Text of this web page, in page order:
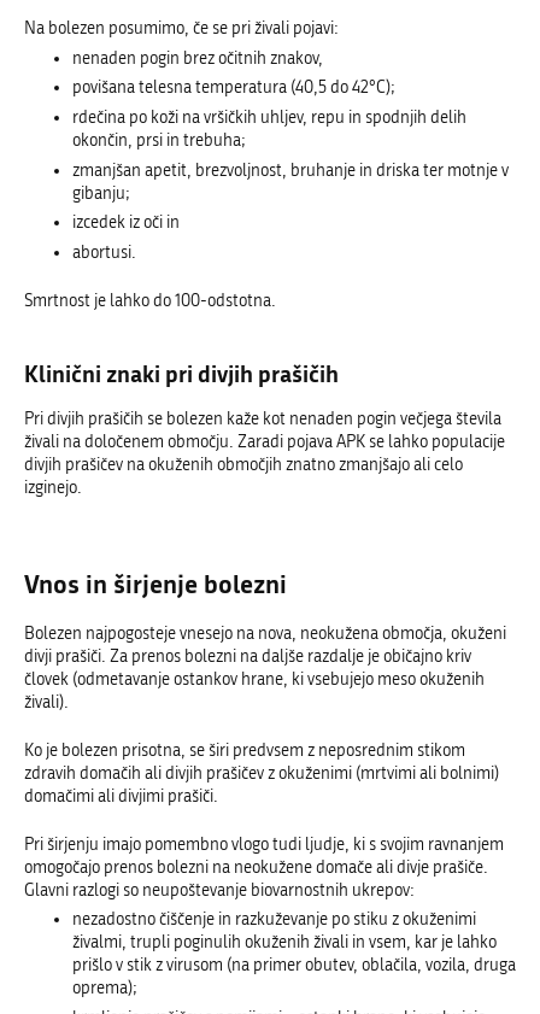
Na bolezen posumimo, če se pri živali pojavi:
nenaden pogin brez očitnih znakov,
povišana telesna temperatura (40,5 do 42°C);
rdečina po koži na vršičkih uhljev, repu in spodnjih delih
okončin, prsi in trebuha;
zmanjšan apetit, brezvoljnost, bruhanje in driska ter motnje v
gibanju;
izcedek iz oči in
abortusi.
Smrtnost je lahko do 100-odstotna.
Klinični znaki pri divjih prašičih
Pri divjih prašičih se bolezen kaže kot nenaden pogin večjega števila
živali na določenem območju. Zaradi pojava APK se lahko populacije
divjih prašičev na okuženih območjih znatno zmanjšajo ali celo
izginejo.
Vnos in širjenje bolezni
Bolezen najpogosteje vnesejo na nova, neokužena območja, okuženi
divji prašiči. Za prenos bolezni na daljše razdalje je običajno kriv
človek (odmetavanje ostankov hrane, ki vsebujejo meso okuženih
živali).
Ko je bolezen prisotna, se širi predvsem z neposrednim stikom
zdravih domačih ali divjih prašičev z okuženimi (mrtvimi ali bolnimi)
domačimi ali divjimi prašiči.
Pri širjenju imajo pomembno vlogo tudi ljudje, ki s svojim ravnanjem
omogočajo prenos bolezni na neokužene domače ali divje prašiče.
Glavni razlogi so neupoštevanje biovarnostnih ukrepov:
nezadostno čiščenje in razkuževanje po stiku z okuženimi
živalmi, trupli poginulih okuženih živali in vsem, kar je lahko
prišlo v stik z virusom (na primer obutev, oblačila, vozila, druga
oprema);